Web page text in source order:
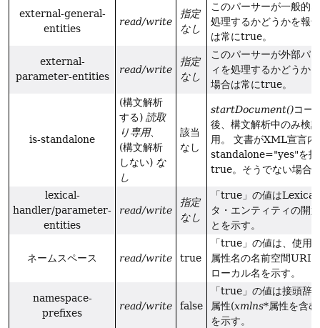
external-general-
entities
read/write
指定
なし
このパーサーが一般的
処理するかどうかを報
は常にtrue。
external-
parameter-entities
read/write
指定
なし
このパーサーが外部パ
ィを処理するかどうか
場合は常にtrue。
is-standalone
(構文解析
する) 読取
り専用、
(構文解析
しない) な
し
該当
なし
startDocument()コー
後、構文解析中のみ検
用。
文書がXML宣言内
standalone="yes"を指
true。そうでない場合
lexical-
handler/parameter-
entities
read/write
指定
なし
「true」の値は
タ・エンティティの開
とを示す。
ネームスペース read/write true
「true」の値は、使用
属性名の名前空間URI
ローカル名を示す。
namespace-
prefixes
read/write false
「true」の値は接頭辞
属性(xmlns*属性を含
を示す。